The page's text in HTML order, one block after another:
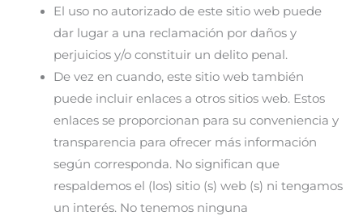
El uso no autorizado de este sitio web puede
dar lugar a una reclamación por daños y
perjuicios y/o constituir un delito penal.
De vez en cuando, este sitio web también
puede incluir enlaces a otros sitios web. Estos
enlaces se proporcionan para su conveniencia y
transparencia para ofrecer más información
según corresponda. No significan que
respaldemos el (los) sitio (s) web (s) ni tengamos
un interés. No tenemos ninguna